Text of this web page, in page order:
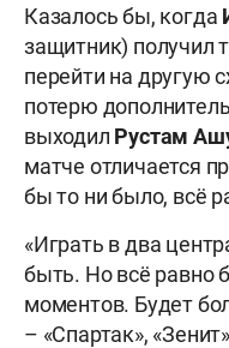
Казалось бы, когда
защитник) получил
перейти на другую
потерю
выходил Рустам
матче отличается
бы то ни было, всё
«Играть в два
быть. Но всё равно
моментов. Будет
– «Спартак»,